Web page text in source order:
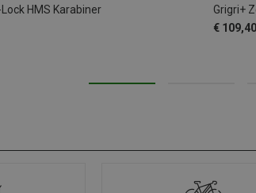
HMS Karabiner
Grigri+
€ 109,40